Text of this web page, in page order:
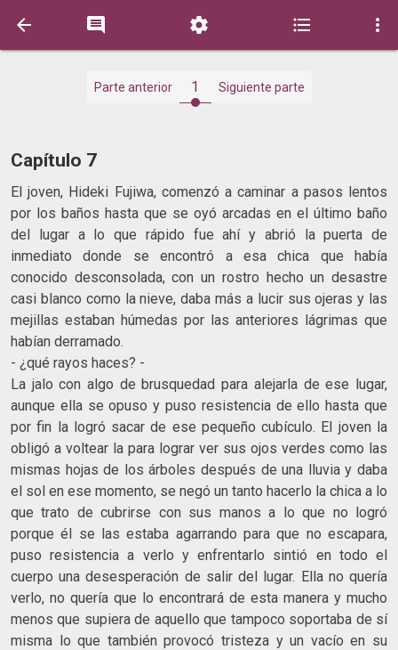
    
Parte anterior 1 Siguiente parte
Capítulo 7
El joven, Hideki Fujiwa, comenzó a caminar a pasos lentos
por los baños hasta que se oyó arcadas en el último baño
del lugar a lo que rápido fue ahí y abrió la puerta de
inmediato donde se encontró a esa chica que había
conocido desconsolada, con un rostro hecho un desastre
casi blanco como la nieve, daba más a lucir sus ojeras y las
mejillas estaban húmedas por las anteriores lágrimas que
habían derramado.
- ¿qué rayos haces? -
La jalo con algo de brusquedad para alejarla de ese lugar,
aunque ella se opuso y puso resistencia de ello hasta que
por fin la logró sacar de ese pequeño cubículo. El joven la
obligó a voltear la para lograr ver sus ojos verdes como las
mismas hojas de los árboles después de una lluvia y daba
el sol en ese momento, se negó un tanto hacerlo la chica a lo
que trato de cubrirse con sus manos a lo que no logró
porque él se las estaba agarrando para que no escapara,
puso resistencia a verlo y enfrentarlo sintió en todo el
cuerpo una desesperación de salir del lugar. Ella no quería
verlo, no quería que lo encontrará de esta manera y mucho
menos que supiera de aquello que tampoco soportaba de sí
misma lo que también provocó tristeza y un vacío en su